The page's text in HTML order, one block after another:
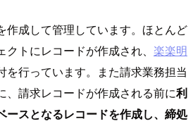
作成して管理しています。ほとんど
トにレコードが作成され、 楽楽明
を行っています。また請求業務担当
、請求レコードが作成される前に利
ースとなるレコードを作成し、締処